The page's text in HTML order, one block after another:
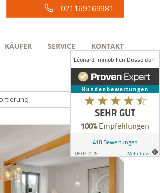
021169169981
KÄUFER SERVICE KONTAKT